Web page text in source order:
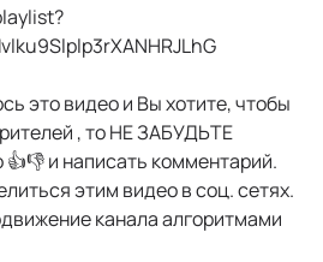
это видео и Вы хотите, чтобы
, то НЕ ЗАБУДЬТЕ
и написать комментарий.
этим видео в соц. сетях.
канала алгоритмами